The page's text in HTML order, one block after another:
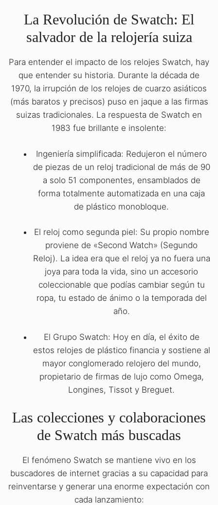
La Revolución de Swatch: El
salvador de la relojería suiza
Para entender el impacto de los relojes Swatch, hay
que entender su historia. Durante la década de
1970, la irrupción de los relojes de cuarzo asiáticos
(más baratos y precisos) puso en jaque a las firmas
suizas tradicionales. La respuesta de Swatch en
1983 fue brillante e insolente:
Ingeniería simplificada: Redujeron el número
de piezas de un reloj tradicional de más de 90
a solo 51 componentes, ensamblados de
forma totalmente automatizada en una caja
de plástico monobloque.
El reloj como segunda piel: Su propio nombre
proviene de «Second Watch» (Segundo
Reloj). La idea era que el reloj ya no fuera una
joya para toda la vida, sino un accesorio
coleccionable que podías cambiar según tu
ropa, tu estado de ánimo o la temporada del
año.
El Grupo Swatch: Hoy en día, el éxito de
estos relojes de plástico financia y sostiene al
mayor conglomerado relojero del mundo,
propietario de firmas de lujo como Omega,
Longines, Tissot y Breguet.
Las colecciones y colaboraciones
de Swatch más buscadas
El fenómeno Swatch se mantiene vivo en los
buscadores de internet gracias a su capacidad para
reinventarse y generar una enorme expectación con
cada lanzamiento: